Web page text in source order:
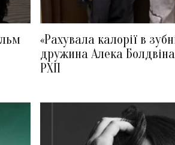
«Рахувала калорії в
дружина Алека
РХП